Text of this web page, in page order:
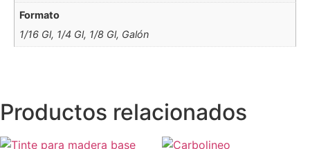
Formato
1/16 Gl, 1/4 Gl, 1/8 Gl, Galón
Productos relacionados